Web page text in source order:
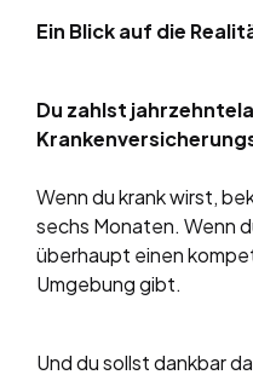
Ein Blick auf die
Du zahlst
Wenn du krank wirst,
sechs Monaten. Wenn
überhaupt einen
Umgebung gibt.
Und du sollst dankbar